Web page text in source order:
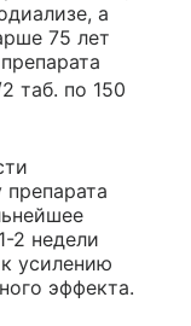
а
75 лет
таб. по 150
2 недели
усилению
эффекта.